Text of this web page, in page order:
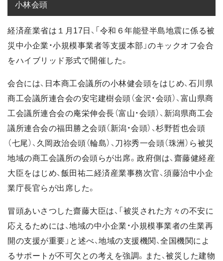
小林会頭
経済産業省は１月17日、「令和６年能登半島地震に係る被
災中小企業・小規模事業者等支援本部」のキックオフ会合
をハイブリッド形式で開催した。
会合には、日本商工会議所の小林健会頭をはじめ、石川県
商工会議所連合会の安宅建樹会頭（金沢・会頭）、富山県商
工会議所連合会の庵栄伸会長（富山・会頭）、新潟県商工会
議所連合会の福田勝之会頭（新潟・会頭）、杉野哲也会頭
（七尾）、久岡政治会頭（輪島）、刀祢秀一会頭（珠洲）ら被災
地域の商工会議所の会頭らが出席。政府側は、齋藤健経産
大臣をはじめ、飯田祐二経済産業事務次官、須藤治中小企
業庁長官らが出席した。
冒頭あいさつした齋藤大臣は、「被災された方々の不安に
応えるためには、地域の中小企業・小規模事業者の生業再
開の支援が重要」と述べ、地域の支援機関、全国機関によ
るサポートが不可欠との考えを強調。また、被災した建物